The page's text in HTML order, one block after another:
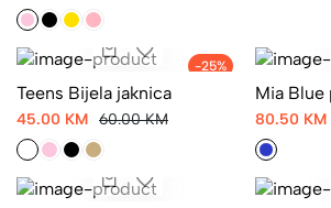
-25%
Teens Bijela jaknica
45.00 KM 60.00 KM
Mia Blue
80.50 KM